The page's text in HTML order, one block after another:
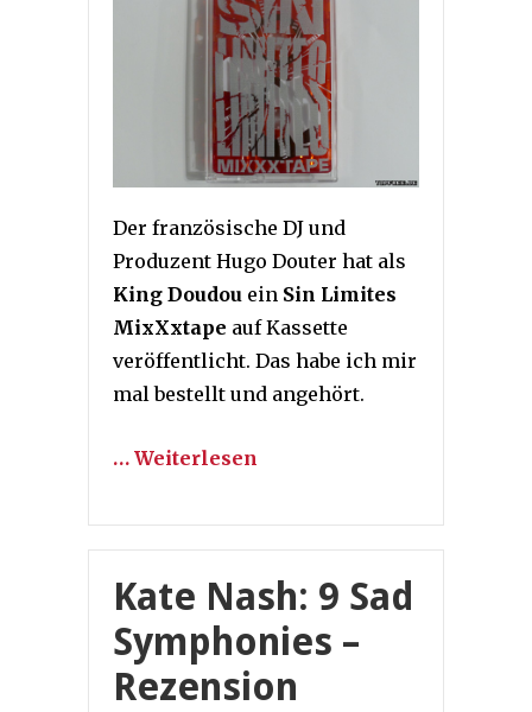
Der französische DJ und
Produzent Hugo Douter hat als
King Doudou ein Sin Limites
MixXxtape auf Kassette
veröffentlicht. Das habe ich mir
mal bestellt und angehört.
… Weiterlesen
Kate Nash: 9 Sad
Symphonies –
Rezension